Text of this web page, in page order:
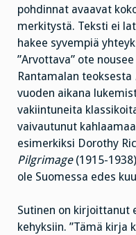
pohdinnat avaavat
merkitystä. Teksti ei
hakee syvempiä
”Arvottava” ote
Rantamalan teoksesta
vuoden aikana
vakiintuneita
vaivautunut
esimerkiksi Dorothy
Pilgrimage(1915-
ole Suomessa edes
Sutinen on kirjoittanut
kehyksiin. ”Tämä kirja